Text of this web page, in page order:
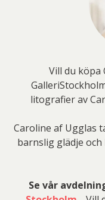
Vill du köpa
litografier av
Caroline af Ugglas
barnslig glädje
Se vår